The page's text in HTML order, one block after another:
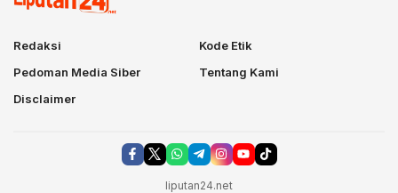
Redaksi
Kode Etik
Pedoman Media Siber
Tentang Kami
Disclaimer
liputan24.net